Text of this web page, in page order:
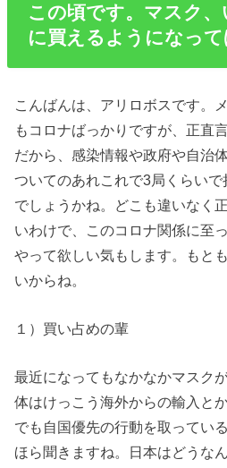
この頃です。マスク
に買えるようになって
こんばんは、アリロボスです。
もコロナばっかりですが、正直
だから、感染情報や政府や自治
ついてのあれこれで3局くらい
でしょうかね。どこも違いなく
いわけで、このコロナ関係に至
やって欲しい気もします。もと
いからね。
１）買い占めの輩
最近になってもなかなかマスク
体はけっこう海外からの輸入と
でも自国優先の行動を取ってい
ほら聞きますね。日本はどうな